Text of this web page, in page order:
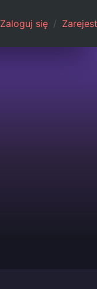
Zaloguj się /